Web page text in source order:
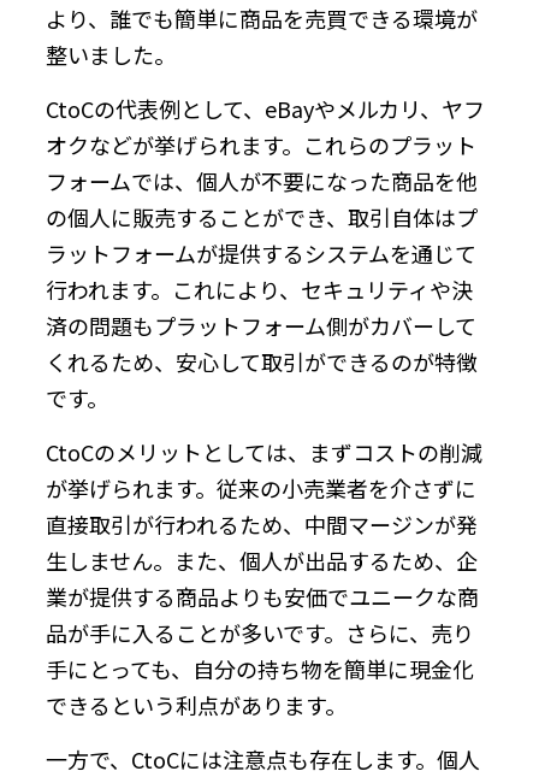
より、誰でも簡単に商品を売買できる環境が
整いました。
CtoCの代表例として、eBayやメルカリ、ヤフ
オクなどが挙げられます。これらのプラット
フォームでは、個人が不要になった商品を他
の個人に販売することができ、取引自体はプ
ラットフォームが提供するシステムを通じて
行われます。これにより、セキュリティや決
済の問題もプラットフォーム側がカバーして
くれるため、安心して取引ができるのが特徴
です。
CtoCのメリットとしては、まずコストの削減
が挙げられます。従来の小売業者を介さずに
直接取引が行われるため、中間マージンが発
生しません。また、個人が出品するため、企
業が提供する商品よりも安価でユニークな商
品が手に入ることが多いです。さらに、売り
手にとっても、自分の持ち物を簡単に現金化
できるという利点があります。
一方で、CtoCには注意点も存在します。個人